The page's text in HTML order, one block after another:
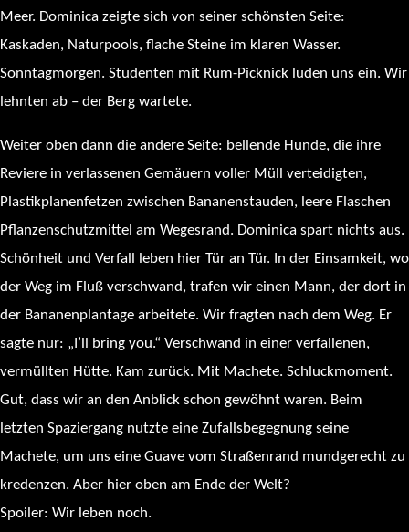
Meer. Dominica zeigte sich von seiner schönsten Seite:
Kaskaden, Naturpools, flache Steine im klaren Wasser.
Sonntagmorgen. Studenten mit Rum-Picknick luden uns ein. Wir
lehnten ab – der Berg wartete.
Weiter oben dann die andere Seite: bellende Hunde, die ihre
Reviere in verlassenen Gemäuern voller Müll verteidigten,
Plastikplanenfetzen zwischen Bananenstauden, leere Flaschen
Pflanzenschutzmittel am Wegesrand. Dominica spart nichts aus.
Schönheit und Verfall leben hier Tür an Tür. In der Einsamkeit, wo
der Weg im Fluß verschwand, trafen wir einen Mann, der dort in
der Bananenplantage arbeitete. Wir fragten nach dem Weg. Er
sagte nur: „I’ll bring you.“ Verschwand in einer verfallenen,
vermüllten Hütte. Kam zurück. Mit Machete. Schluckmoment.
Gut, dass wir an den Anblick schon gewöhnt waren. Beim
letzten Spaziergang nutzte eine Zufallsbegegnung seine
Machete, um uns eine Guave vom Straßenrand mundgerecht zu
kredenzen. Aber hier oben am Ende der Welt?
Spoiler: Wir leben noch.